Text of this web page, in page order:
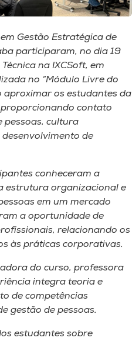
Gestão Estratégica de
participaram, no dia 19
na IXCSoft, em
no “Módulo Livre do
aproximar os estudantes da
contato
pessoas, cultura
de
conheceram a
estrutura organizacional e
em um mercado
a oportunidade de
relacionando os
às práticas corporativas.
do curso, professora
integra teoria e
de competências
gestão de pessoas.
estudantes sobre